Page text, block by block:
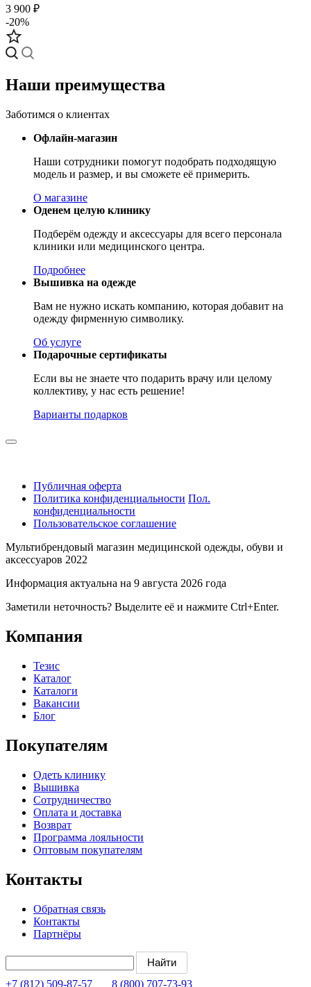
3 900 ₽
-20%
Наши преимущества
Заботимся о клиентах
Офлайн-магазин
Наши сотрудники помогут подобрать подходящую
модель и размер, и вы сможете её примерить.
О магазине
Оденем целую клинику
Подберём одежду и аксессуары для всего персонала
клиники или медицинского центра.
Подробнее
Вышивка на одежде
Вам не нужно искать компанию, которая добавит на
одежду фирменную символику.
Об услуге
Подарочные сертификаты
Если вы не знаете что подарить врачу или целому
коллективу, у нас есть решение!
Варианты подарков
Публичная оферта
Политика конфиденциальности Пол.
конфиденциальности
Пользовательское соглашение
Мультибрендовый магазин медицинской одежды, обуви и
аксессуаров 2022
Информация актуальна на 9 августа 2026 года
Заметили неточность? Выделите её и нажмите Ctrl+Enter.
Компания
Тезис
Каталог
Каталоги
Вакансии
Блог
Покупателям
Одеть клинику
Вышивка
Сотрудничество
Оплата и доставка
Возврат
Программа лояльности
Оптовым покупателям
Контакты
Обратная связь
Контакты
Партнёры
+7 (812) 509-87-57 8 (800) 707-73-93